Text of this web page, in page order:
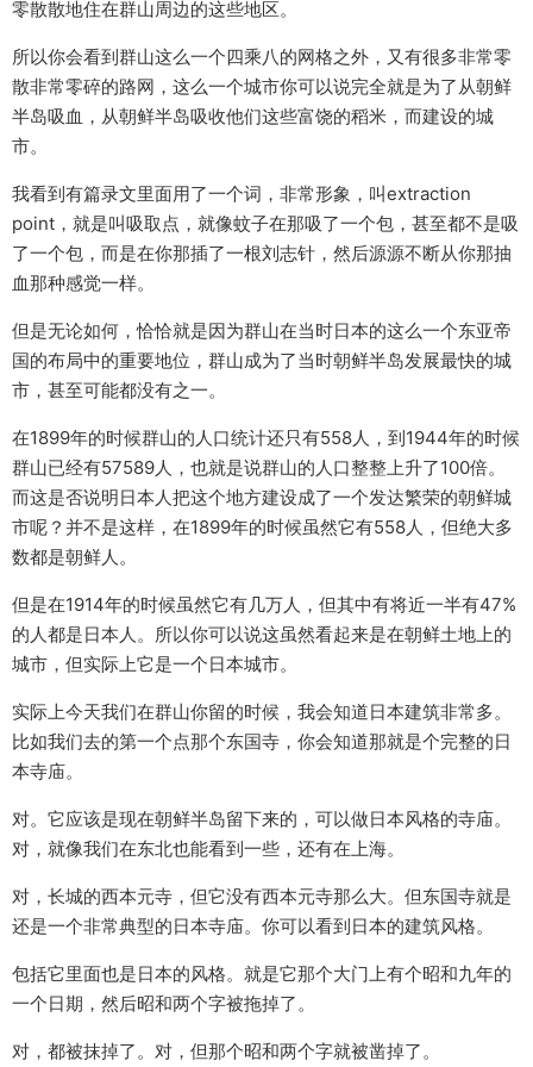
零散散地住在群山周边的这些地区。
所以你会看到群山这么一个四乘八的网格之外，又有很多非常零
散非常零碎的路网，这么一个城市你可以说完全就是为了从朝鲜
半岛吸血，从朝鲜半岛吸收他们这些富饶的稻米，而建设的城
市。
我看到有篇录文里面用了一个词，非常形象，叫extraction
point，就是叫吸取点，就像蚊子在那吸了一个包，甚至都不是吸
了一个包，而是在你那插了一根刘志针，然后源源不断从你那抽
血那种感觉一样。
但是无论如何，恰恰就是因为群山在当时日本的这么一个东亚帝
国的布局中的重要地位，群山成为了当时朝鲜半岛发展最快的城
市，甚至可能都没有之一。
在1899年的时候群山的人口统计还只有558人，到1944年的时候
群山已经有57589人，也就是说群山的人口整整上升了100倍。
而这是否说明日本人把这个地方建设成了一个发达繁荣的朝鲜城
市呢？并不是这样，在1899年的时候虽然它有558人，但绝大多
数都是朝鲜人。
但是在1914年的时候虽然它有几万人，但其中有将近一半有47%
的人都是日本人。所以你可以说这虽然看起来是在朝鲜土地上的
城市，但实际上它是一个日本城市。
实际上今天我们在群山你留的时候，我会知道日本建筑非常多。
比如我们去的第一个点那个东国寺，你会知道那就是个完整的日
本寺庙。
对。它应该是现在朝鲜半岛留下来的，可以做日本风格的寺庙。
对，就像我们在东北也能看到一些，还有在上海。
对，长城的西本元寺，但它没有西本元寺那么大。但东国寺就是
还是一个非常典型的日本寺庙。你可以看到日本的建筑风格。
包括它里面也是日本的风格。就是它那个大门上有个昭和九年的
一个日期，然后昭和两个字被拖掉了。
对，都被抹掉了。对，但那个昭和两个字就被凿掉了。